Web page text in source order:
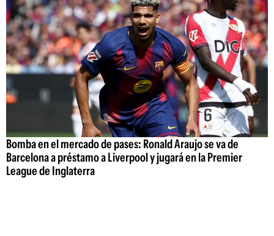
Bomba en el mercado de pases: Ronald Araujo se va de
Barcelona a préstamo a Liverpool y jugará en la Premier
League de Inglaterra